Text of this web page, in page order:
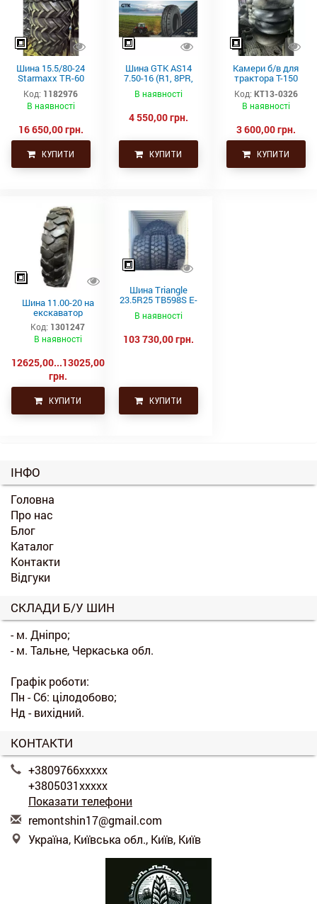
Шина 15.5/80-24
Starmaxx TR-60
(16PR, 163A8, TL)
Код: 1182976
В наявності
16 650,00 грн.
КУПИТИ
Шина GTK AS14
7.50-16 (R1, 8PR,
TT)
В наявності
4 550,00 грн.
КУПИТИ
Камери б/в для
трактора Т-150
21.3-24 (530-610)
СНГ товсті
Код: КТ13-0326
В наявності
3 600,00 грн.
КУПИТИ
Шина 11.00-20 на
екскаватор
Код: 1301247
В наявності
12625,00...13025,00
грн.
КУПИТИ
Шина Triangle
23.5R25 TB598S E-
4 201A2/185B
В наявності
103 730,00 грн.
КУПИТИ
ІНФО
Головна
Про нас
Блог
Каталог
Контакти
Відгуки
СКЛАДИ Б/У ШИН
- м. Дніпро;
- м. Тальне, Черкаська обл.
Графік роботи:
Пн - Сб: цілодобово;
Нд - вихідний.
КОНТАКТИ
+3809766xxxxx
+3805031xxxxx
Показати телефони
remontshin17@gmail.com
Україна, Київська обл., Київ, Київ